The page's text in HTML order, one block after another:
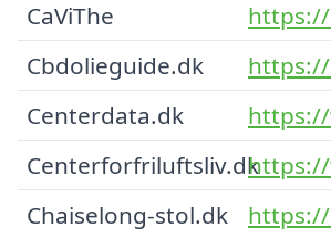
CaViThe
Cbdolieguide.dk
Centerdata.dk
Centerforfriluftsliv.dk
Chaiselong-stol.dk